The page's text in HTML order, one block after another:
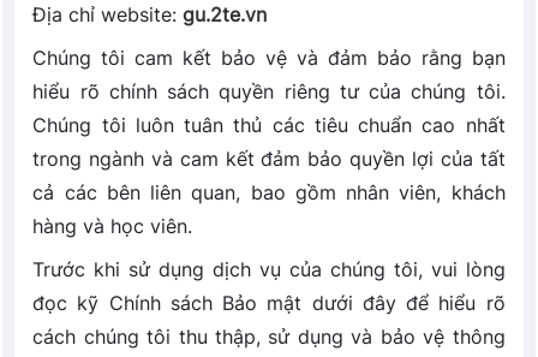
Địa chỉ website:gu.2te.vn
Chúng tôi cam kết bảo vệ và đảm bảo rằng bạn
hiểu rõ chính sách quyền riêng tư của chúng tôi.
Chúng tôi luôn tuân thủ các tiêu chuẩn cao nhất
trong ngành và cam kết đảm bảo quyền lợi của tất
cả các bên liên quan, bao gồm nhân viên, khách
hàng và học viên.
Trước khi sử dụng dịch vụ của chúng tôi, vui lòng
đọc kỹ Chính sách Bảo mật dưới đây để hiểu rõ
cách chúng tôi thu thập, sử dụng và bảo vệ thông